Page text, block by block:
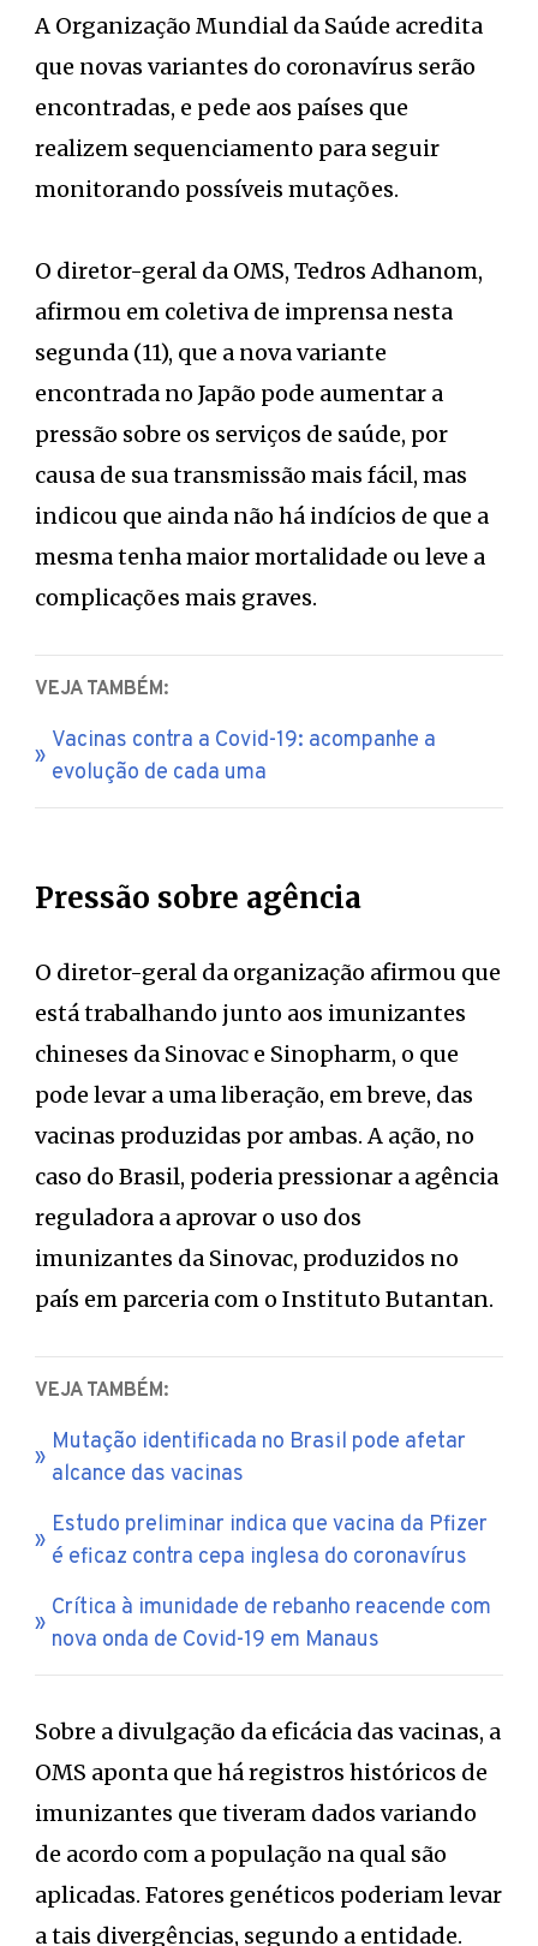
A Organização Mundial da Saúde acredita
que novas variantes do coronavírus serão
encontradas, e pede aos países que
realizem sequenciamento para seguir
monitorando possíveis mutações.
O diretor-geral da OMS, Tedros Adhanom,
afirmou em coletiva de imprensa nesta
segunda (11), que a nova variante
encontrada no Japão pode aumentar a
pressão sobre os serviços de saúde, por
causa de sua transmissão mais fácil, mas
indicou que ainda não há indícios de que a
mesma tenha maior mortalidade ou leve a
complicações mais graves.
VEJA TAMBÉM:
Vacinas contra a Covid-19: acompanhe a
evolução de cada uma
Pressão sobre agência
O diretor-geral da organização afirmou que
está trabalhando junto aos imunizantes
chineses da Sinovac e Sinopharm, o que
pode levar a uma liberação, em breve, das
vacinas produzidas por ambas. A ação, no
caso do Brasil, poderia pressionar a agência
reguladora a aprovar o uso dos
imunizantes da Sinovac, produzidos no
país em parceria com o Instituto Butantan.
VEJA TAMBÉM:
Mutação identificada no Brasil pode afetar
alcance das vacinas
Estudo preliminar indica que vacina da Pfizer
é eficaz contra cepa inglesa do coronavírus
Crítica à imunidade de rebanho reacende com
nova onda de Covid-19 em Manaus
Sobre a divulgação da eficácia das vacinas, a
OMS aponta que há registros históricos de
imunizantes que tiveram dados variando
de acordo com a população na qual são
aplicadas. Fatores genéticos poderiam levar
a tais divergências, segundo a entidade.